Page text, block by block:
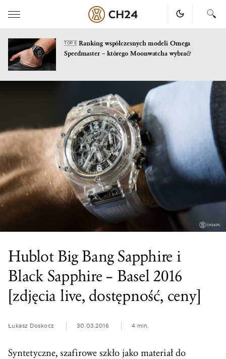
TOP 5Ranking współczesnych modeli Omega
Speedmaster – którego Moonwatcha wybrać?
Hublot Big Bang Sapphire i
Black Sapphire – Basel 2016
[zdjęcia live, dostępność, ceny]
Łukasz Doskocz 30.03.2016 4 min.
Syntetyczne, szafirowe szkło jako materiał do